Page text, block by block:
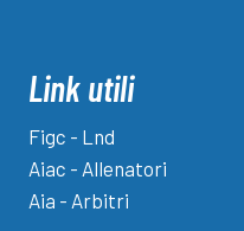
Link utili
Figc - Lnd
Aiac - Allenatori
Aia - Arbitri